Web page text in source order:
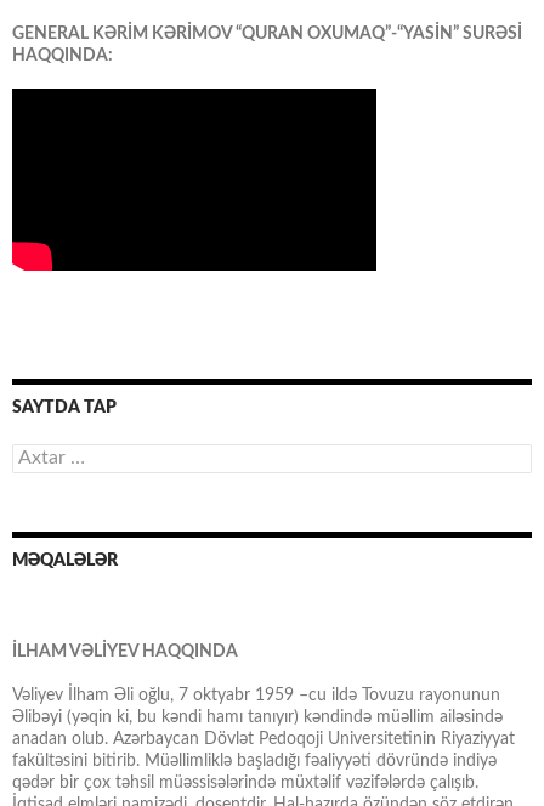
GENERAL KƏRİM KƏRİMOV “QURAN OXUMAQ”-“YASİN” SURƏSİ
HAQQINDA:
SAYTDA TAP
Axtarış:
MƏQALƏLƏR
İLHAM VƏLİYEV HAQQINDA
Vəliyev İlham Əli oğlu, 7 oktyabr 1959 –cu ildə Tovuzu rayonunun
Əlibəyi (yəqin ki, bu kəndi hamı tanıyır) kəndində müəllim ailəsində
anadan olub. Azərbaycan Dövlət Pedoqoji Universitetinin Riyaziyyat
fakültəsini bitirib. Müəllimliklə başladığı fəaliyyəti dövründə indiyə
qədər bir çox təhsil müəssisələrində müxtəlif vəzifələrdə çalışıb.